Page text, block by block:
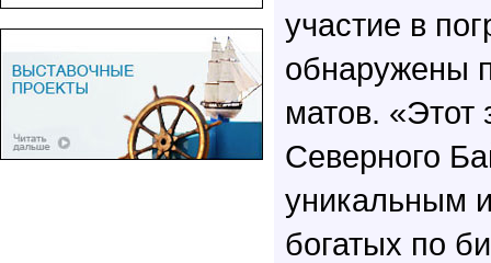
участие в
обнаружены
матов.
Северного
уникальным
богатых по